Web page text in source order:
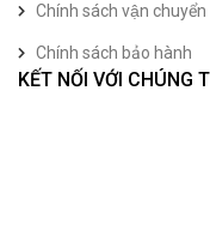
Chính sách vận chuyển
Chính sách bảo hành
KẾT NỐI VỚI CHÚNG